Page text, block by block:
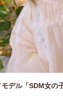
デル「SDM女の